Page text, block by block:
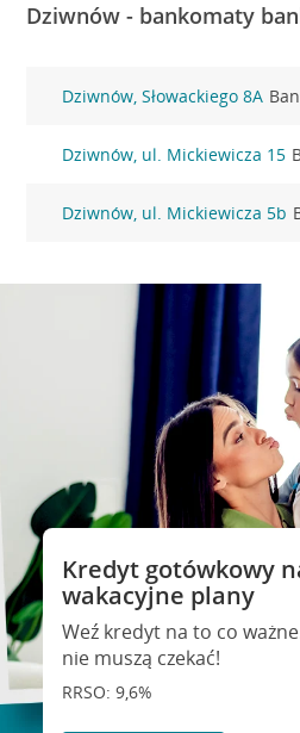
Dziwnów - bankomaty
Dziwnów, Słowackiego 8A
Dziwnów, ul. Mickiewicza 15
Dziwnów, ul. Mickiewicza 5b
Kredyt gotówkowy
wakacyjne plany
Weź kredyt na to co
nie muszą czekać!
RRSO: 9,6%